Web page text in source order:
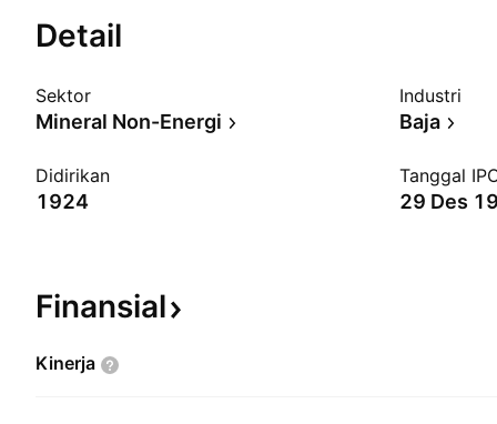
Detail
Sektor
Mineral Non-Energi
Industri
Baja
Didirikan
1924
Tanggal
29 Des
Finansial
Kinerja